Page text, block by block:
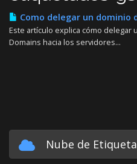
Como delegar un dominio
Este artículo explica cómo
Domains hacia los servidores...
Nube de